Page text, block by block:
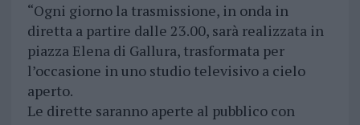
“Ogni giorno la trasmissione, in onda in
diretta a partire dalle 23.00, sarà realizzata in
piazza Elena di Gallura, trasformata per
l’occasione in uno studio televisivo a cielo
aperto.
Le dirette saranno aperte al pubblico con